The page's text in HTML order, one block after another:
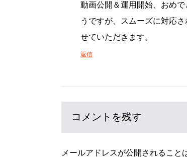
動画公開＆運用開始、おめ
うですが、スムーズに対応
せていただきます。
返信
コメントを残す
メールアドレスが公開されること